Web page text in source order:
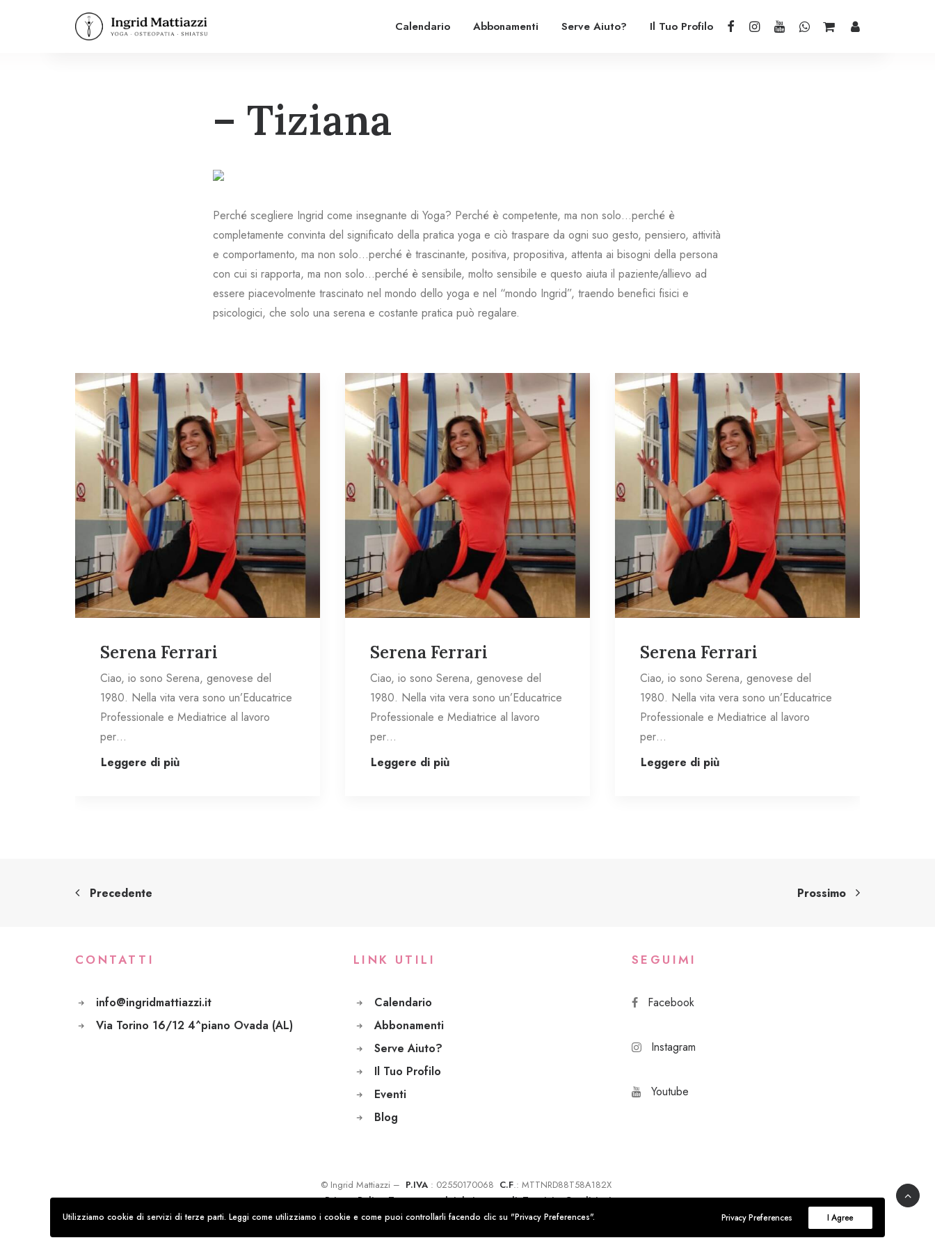
Calendario Abbonamenti Serve Aiuto? Il Tuo Profilo
– Tiziana
Perché scegliere Ingrid come insegnante di Yoga? Perché è competente, ma non solo…perché è
completamente convinta del significato della pratica yoga e ciò traspare da ogni suo gesto, pensiero, attività
e comportamento, ma non solo…perché è trascinante, positiva, propositiva, attenta ai bisogni della persona
con cui si rapporta, ma non solo…perché è sensibile, molto sensibile e questo aiuta il paziente/allievo ad
essere piacevolmente trascinato nel mondo dello yoga e nel “mondo Ingrid”, traendo benefici fisici e
psicologici, che solo una serena e costante pratica può regalare.
Serena Ferrari
Ciao, io sono Serena, genovese del
1980. Nella vita vera sono un’Educatrice
Professionale e Mediatrice al lavoro
per…
Leggere di più
Serena Ferrari
Ciao, io sono Serena, genovese del
1980. Nella vita vera sono un’Educatrice
Professionale e Mediatrice al lavoro
per…
Leggere di più
Serena Ferrari
Ciao, io sono Serena, genovese del
1980. Nella vita vera sono un’Educatrice
Professionale e Mediatrice al lavoro
per…
Leggere di più
Precedente Prossimo
CONTATTI
info@ingridmattiazzi.it
Via Torino 16/12 4^piano Ovada (AL)
LINK UTILI
Calendario
Abbonamenti
Serve Aiuto?
Il Tuo Profilo
Eventi
Blog
SEGUIMI
Facebook
Instagram
Youtube
© Ingrid Mattiazzi – P.IVA : 02550170068 C.F.: MTTNRD88T58A182X
Privacy Policy Trattamento dei dati personali Termini e Condizioni
Utilizziamo cookie di servizi di terze parti. Leggi come utilizziamo i cookie e come puoi controllarli facendo clic su "Privacy Preferences". Privacy Preferences I Agree